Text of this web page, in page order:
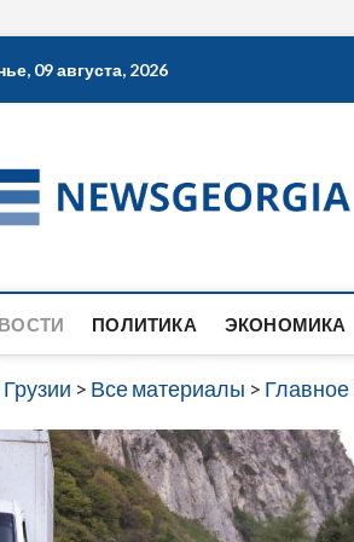
09 августа, 2026
ПОЛИТИКА ЭКОНОМИКА
> Все материалы > Главное